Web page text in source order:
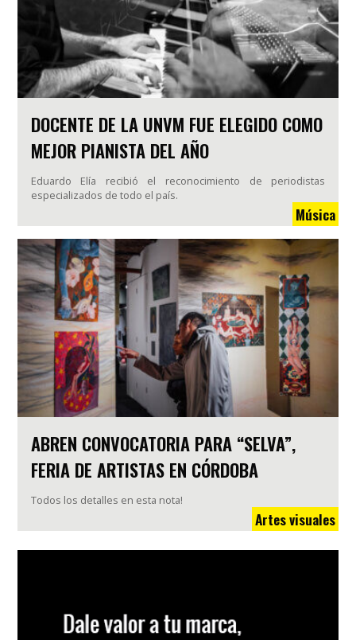
DOCENTE DE LA UNVM FUE ELEGIDO COMO
MEJOR PIANISTA DEL AÑO
Eduardo Elía recibió el reconocimiento de periodistas
especializados de todo el país.
Música
ABREN CONVOCATORIA PARA “SELVA”,
FERIA DE ARTISTAS EN CÓRDOBA
Todos los detalles en esta nota!
Artes visuales